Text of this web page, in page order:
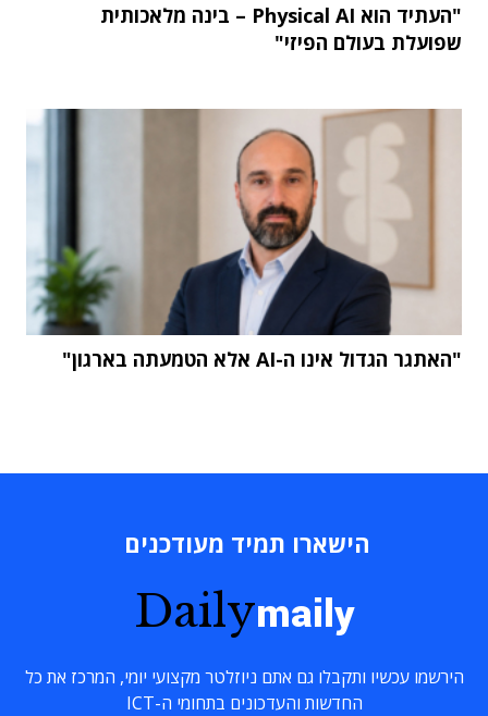
"העתיד הוא Physical AI – בינה מלאכותית
שפועלת בעולם הפיזי"
"האתגר הגדול אינו ה-AI אלא הטמעתה בארגון"
הישארו תמיד מעודכנים
Dailymaily
הירשמו עכשיו ותקבלו גם אתם ניוזלטר מקצועי יומי, המרכז את כל
החדשות והעדכונים בתחומי ה-ICT